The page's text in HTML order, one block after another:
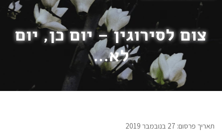
צום לסירוגין – יום כן, יום
לא…
תאריך פרסום: 27 בנובמבר 2019